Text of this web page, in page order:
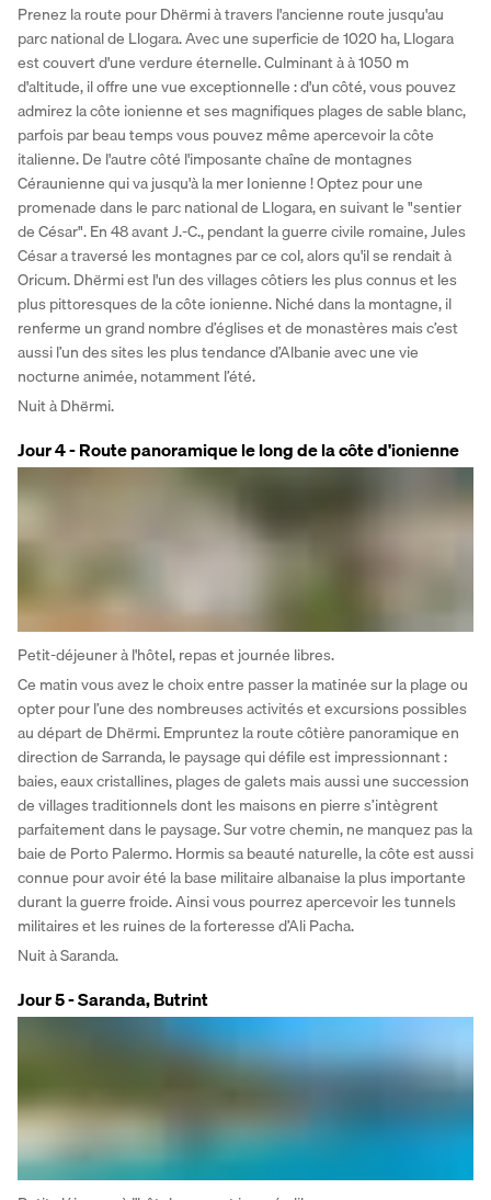
Prenez la route pour Dhërmi à travers l'ancienne route jusqu'au
parc national de Llogara. Avec une superficie de 1020 ha, Llogara
est couvert d'une verdure éternelle. Culminant à à 1050 m
d'altitude, il offre une vue exceptionnelle : d'un côté, vous pouvez
admirez la côte ionienne et ses magnifiques plages de sable blanc,
parfois par beau temps vous pouvez même apercevoir la côte
italienne. De l'autre côté l'imposante chaîne de montagnes
Céraunienne qui va jusqu'à la mer Ionienne ! Optez pour une
promenade dans le parc national de Llogara, en suivant le "sentier
de César". En 48 avant J.-C., pendant la guerre civile romaine, Jules
César a traversé les montagnes par ce col, alors qu'il se rendait à
Oricum. Dhërmi est l'un des villages côtiers les plus connus et les
plus pittoresques de la côte ionienne. Niché dans la montagne, il
renferme un grand nombre d’églises et de monastères mais c’est
aussi l’un des sites les plus tendance d’Albanie avec une vie
nocturne animée, notamment l’été.
Nuit à Dhërmi.
Jour 4 - Route panoramique le long de la côte d'ionienne
Petit-déjeuner à l'hôtel, repas et journée libres.
Ce matin vous avez le choix entre passer la matinée sur la plage ou
opter pour l’une des nombreuses activités et excursions possibles
au départ de Dhërmi. Empruntez la route côtière panoramique en
direction de Sarranda, le paysage qui défile est impressionnant :
baies, eaux cristallines, plages de galets mais aussi une succession
de villages traditionnels dont les maisons en pierre s’intègrent
parfaitement dans le paysage. Sur votre chemin, ne manquez pas la
baie de Porto Palermo. Hormis sa beauté naturelle, la côte est aussi
connue pour avoir été la base militaire albanaise la plus importante
durant la guerre froide. Ainsi vous pourrez apercevoir les tunnels
militaires et les ruines de la forteresse d’Ali Pacha.
Nuit à Saranda.
Jour 5 - Saranda, Butrint